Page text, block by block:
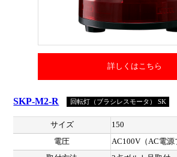
詳しくはこちら
SKP-M2-R 回転灯（ブラシレスモータ） SK
サイズ
150
電圧
AC100V（AC電源